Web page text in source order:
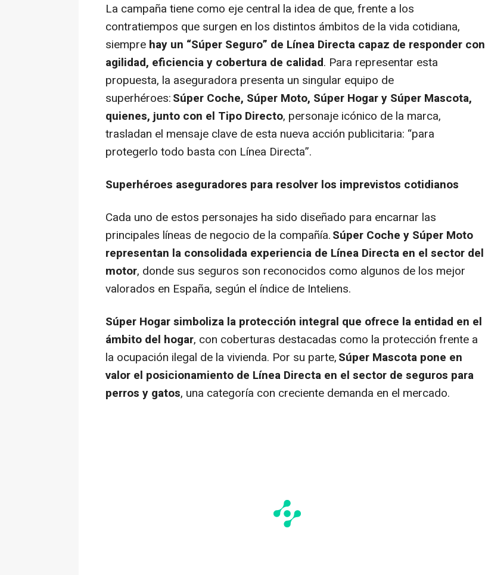
La campaña tiene como eje central la idea de que, frente a los
contratiempos que surgen en los distintos ámbitos de la vida cotidiana,
siempre hay un “Súper Seguro” de Línea Directa capaz de responder con
agilidad, eficiencia y cobertura de calidad. Para representar esta
propuesta, la aseguradora presenta un singular equipo de
superhéroes:Súper Coche, Súper Moto, Súper Hogar y Súper Mascota,
quienes, junto con el Tipo Directo, personaje icónico de la marca,
trasladan el mensaje clave de esta nueva acción publicitaria: “para
protegerlo todo basta con Línea Directa”.
Superhéroes aseguradores para resolver los imprevistos cotidianos
Cada uno de estos personajes ha sido diseñado para encarnar las
principales líneas de negocio de la compañía.Súper Coche y Súper Moto
representan la consolidada experiencia de Línea Directa en el sector del
motor, donde sus seguros son reconocidos como algunos de los mejor
valorados en España, según el índice de Inteliens.
Súper Hogar simboliza la protección integral que ofrece la entidad en el
ámbito del hogar, con coberturas destacadas como la protección frente a
la ocupación ilegal de la vivienda. Por su parte,Súper Mascota pone en
valor el posicionamiento de Línea Directa en el sector de seguros para
perros y gatos, una categoría con creciente demanda en el mercado.